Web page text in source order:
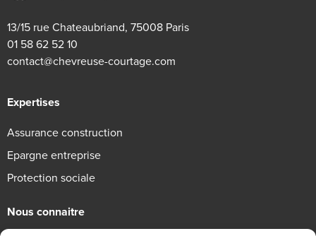
13/15 rue Chateaubriand, 75008 Paris
01 58 62 52 10
contact@chevreuse-courtage.com
Expertises
Assurance construction
Epargne entreprise
Protection sociale
Nous connaitre